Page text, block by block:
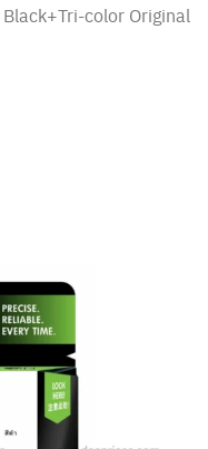
Black+Tri-color Original